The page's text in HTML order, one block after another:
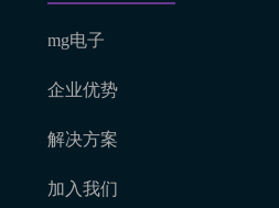
mg电子
企业优势
解决方案
加入我们